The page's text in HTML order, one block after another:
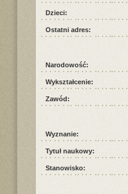
Dzieci:
Ostatni adres:
Narodowość:
Wykształcenie:
Zawód:
Wyznanie:
Tytuł naukowy:
Stanowisko: